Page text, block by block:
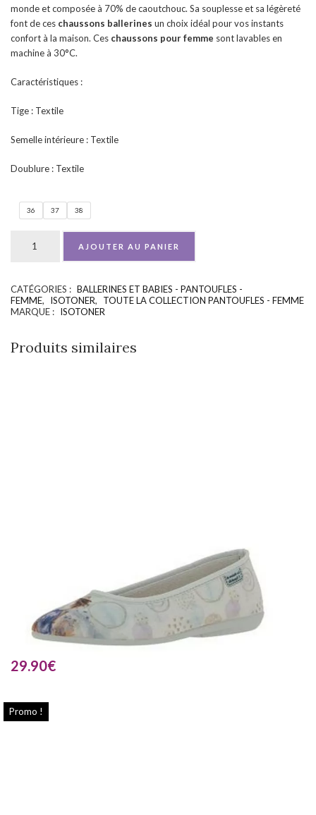
monde et composée à 70% de caoutchouc. Sa souplesse et sa légèreté
font de ces chaussons ballerines un choix idéal pour vos instants
confort à la maison. Ces chaussons pour femme sont lavables en
machine à 30°C.
Caractéristiques :
Tige : Textile
Semelle intérieure : Textile
Doublure : Textile
36 37 38
AJOUTER AU PANIER
CATÉGORIES : BALLERINES ET BABIES - PANTOUFLES -
FEMME, ISOTONER,
TOUTE LA COLLECTION PANTOUFLES - FEMME
MARQUE : ISOTONER
Produits similaires
29.90€
Promo !